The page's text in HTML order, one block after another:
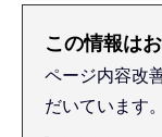
この情報は
ページ内容改
だいています。